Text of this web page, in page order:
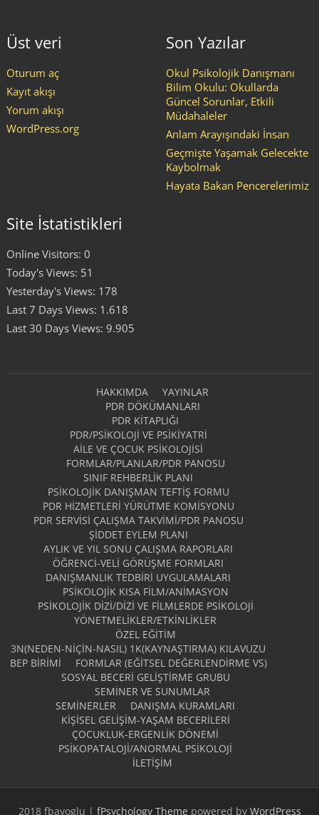
Üst veri
Oturum aç
Kayıt akışı
Yorum akışı
WordPress.org
Son Yazılar
Okul Psikolojik Danışmanı
Bilim Okulu: Okullarda
Güncel Sorunlar, Etkili
Müdahaleler
Anlam Arayışındaki İnsan
Geçmişte Yaşamak Gelecekte
Kaybolmak
Hayata Bakan Pencerelerimiz
Site İstatistikleri
Online Visitors: 0
Today's Views: 51
Yesterday's Views: 178
Last 7 Days Views: 1.618
Last 30 Days Views: 9.905
HAKKIMDA
YAYINLAR
PDR DÖKÜMANLARI
PDR KITAPLIĞI
PDR/PSIKOLOJI VE PSIKIYATRI
AILE VE ÇOCUK PSIKOLOJISI
FORMLAR/PLANLAR/PDR PANOSU
SINIF REHBERLIK PLANI
PSIKOLOJIK DANIŞMAN TEFTIŞ FORMU
PDR HIZMETLERI YÜRÜTME KOMISYONU
PDR SERVISI ÇALIŞMA TAKVIMI/PDR PANOSU
ŞIDDET EYLEM PLANI
AYLIK VE YIL SONU ÇALIŞMA RAPORLARI
ÖĞRENCI-VELI GÖRÜŞME FORMLARI
DANIŞMANLIK TEDBIRI UYGULAMALARI
PSIKOLOJIK KISA FILM/ANIMASYON
PSIKOLOJIK DIZI/DIZI VE FILMLERDE PSIKOLOJI
YÖNETMELIKLER/ETKINLIKLER
ÖZEL EĞITIM
3N(NEDEN-NİÇİN-NASIL) 1K(KAYNAŞTIRMA) KILAVUZU
BEP BIRIMI
FORMLAR (EĞITSEL DEĞERLENDIRME VS)
SOSYAL BECERI GELIŞTIRME GRUBU
SEMINER VE SUNUMLAR
SEMINERLER
DANIŞMA KURAMLARI
KIŞISEL GELIŞIM-YAŞAM BECERILERI
ÇOCUKLUK-ERGENLIK DÖNEMI
PSIKOPATALOJI/ANORMAL PSIKOLOJI
İLETIŞIM
2018 fbayoglu | fPsychology Theme powered by WordPress